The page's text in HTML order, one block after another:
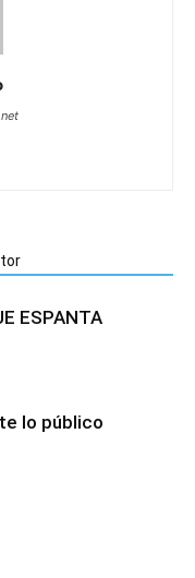
ESPANTA
lo público